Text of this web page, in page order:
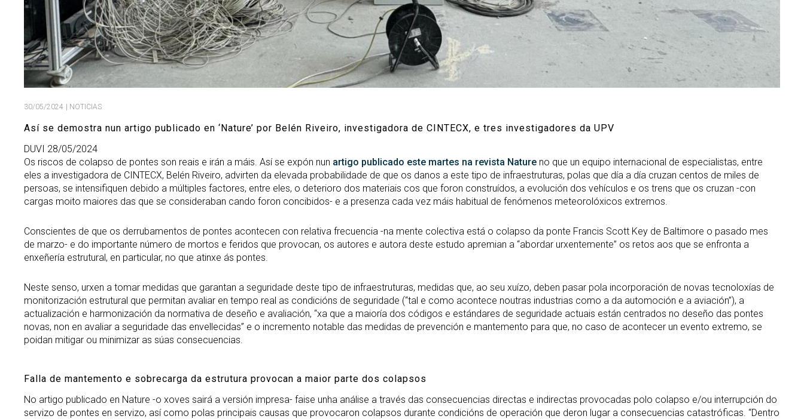
30/05/2024 | NOTICIAS
Así se demostra nun artigo publicado en ‘Nature’ por Belén Riveiro, investigadora de CINTECX, e tres investigadores da UPV
DUVI 28/05/2024
Os riscos de colapso de pontes son reais e irán a máis. Así se expón nun artigo publicado este martes na revista Nature no que un equipo internacional de especialistas, entre
eles a investigadora de CINTECX, Belén Riveiro, advirten da elevada probabilidade de que os danos a este tipo de infraestruturas, polas que día a día cruzan centos de miles de
persoas, se intensifiquen debido a múltiples factores, entre eles, o deterioro dos materiais cos que foron construídos, a evolución dos vehículos e os trens que os cruzan -con
cargas moito maiores das que se consideraban cando foron concibidos- e a presenza cada vez máis habitual de fenómenos meteorolóxicos extremos.
Conscientes de que os derrubamentos de pontes acontecen con relativa frecuencia -na mente colectiva está o colapso da ponte Francis Scott Key de Baltimore o pasado mes
de marzo- e do importante número de mortos e feridos que provocan, os autores e autora deste estudo apremian a “abordar urxentemente” os retos aos que se enfronta a
enxeñería estrutural, en particular, no que atinxe ás pontes.
Neste senso, urxen a tomar medidas que garantan a seguridade deste tipo de infraestruturas, medidas que, ao seu xuízo, deben pasar pola incorporación de novas tecnoloxías de
monitorización estrutural que permitan avaliar en tempo real as condicións de seguridade (“tal e como acontece noutras industrias como a da automoción e a aviación”), a
actualización e harmonización da normativa de deseño e avaliación, “xa que a maioría dos códigos e estándares de seguridade actuais están centrados no deseño das pontes
novas, non en avaliar a seguridade das envellecidas” e o incremento notable das medidas de prevención e mantemento para que, no caso de acontecer un evento extremo, se
poidan mitigar ou minimizar as súas consecuencias.
Falla de mantemento e sobrecarga da estrutura provocan a maior parte dos colapsos
No artigo publicado en Nature -o xoves sairá a versión impresa- faise unha análise a través das consecuencias directas e indirectas provocadas polo colapso e/ou interrupción do
servizo de pontes en servizo, así como polas principais causas que provocaron colapsos durante condicións de operación que deron lugar a consecuencias catastróficas. “Dentro